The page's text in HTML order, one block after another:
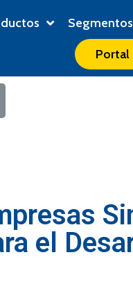
Segmentos
Portal
el